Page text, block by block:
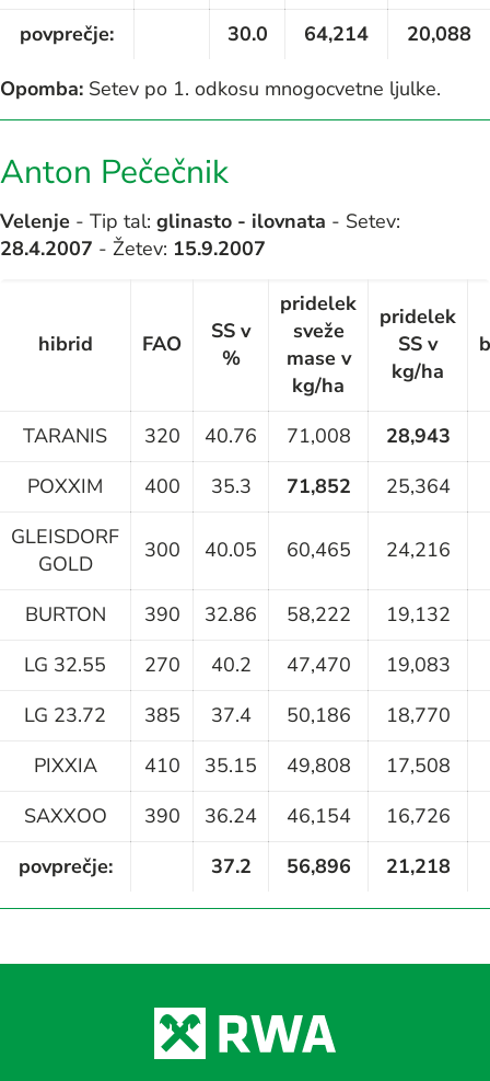
povprečje: 30.0 64,214 20,088
Opomba: Setev po 1. odkosu mnogocvetne ljulke.
Anton Pečečnik
Velenje - Tip tal: glinasto - ilovnata - Setev:
28.4.2007 - Žetev: 15.9.2007
hibrid FAO
SS v
%
pridelek
sveže
mase v
kg/ha
pridelek
SS v
kg/ha
TARANIS 320 40.76 71,008
28,943
POXXIM
400 35.3 71,852
25,364
GLEISDORF
GOLD
300 40.05 60,465 24,216
BURTON 390 32.86 58,222
19,132
LG 32.55
270 40.2 47,470
19,083
LG 23.72
385 37.4 50,186
18,770
PIXXIA
410 35.15 49,808
17,508
SAXXOO
390 36.24 46,154
16,726
povprečje:
37.2 56,896 21,218